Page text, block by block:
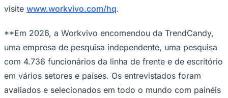
visite www.workvivo.com/hq.
**Em 2026, a Workvivo encomendou da TrendCandy,
uma empresa de pesquisa independente, uma pesquisa
com 4.736 funcionários da linha de frente e de escritório
em vários setores e países. Os entrevistados foram
avaliados e selecionados em todo o mundo com painéis